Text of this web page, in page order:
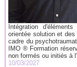
Intégration
orientée solution et
cadre du
IMO ® Formation
non formés ou initiés à
10/03/2027